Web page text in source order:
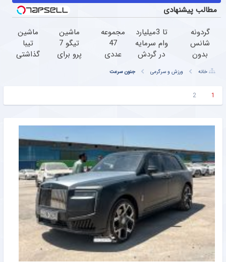
مطالب پیشنهادی
گردونه
شانس
بدون
PS5 تا
و بیت
تا 3میلیارد
وام سرمایه
در گردش
=>
مجموعه
47
عددی
پیچ
ماشین
تیگو 7
پرو برای
ماشین
تیبا
گذاشتی
خانه ورزش و سرگرمی جنون سرعت
1
2